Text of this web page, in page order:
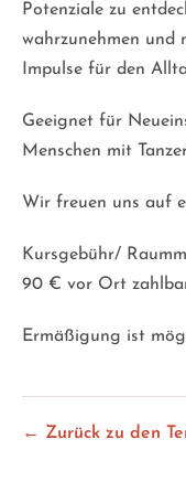
Potenziale zu
wahrzunehmen und
Impulse für den
Geeignet für
Menschen mit
Wir freuen uns auf
Kursgebühr/
90 € vor Ort
Ermäßigung ist
← Zurück zu den